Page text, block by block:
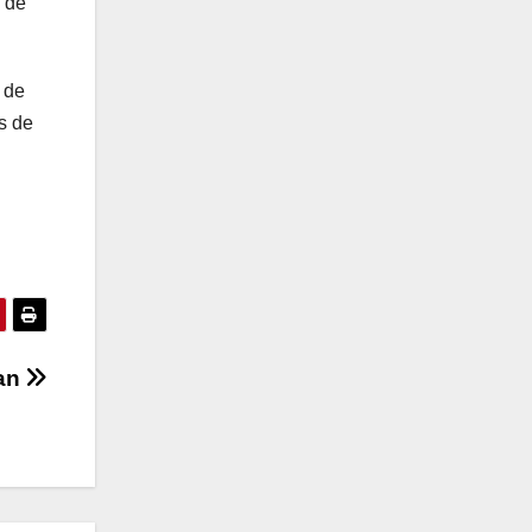
de
de